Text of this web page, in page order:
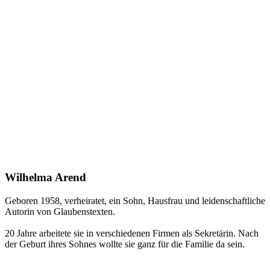
Wilhelma Arend
Geboren 1958, verheiratet, ein Sohn, Hausfrau und leidenschaftliche
Autorin von Glaubenstexten.
20 Jahre arbeitete sie in verschiedenen Firmen als Sekretärin. Nach
der Geburt ihres Sohnes wollte sie ganz für die Familie da sein.